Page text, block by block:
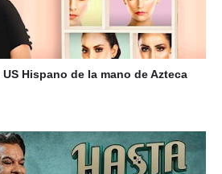
Hispano de la mano de Azteca